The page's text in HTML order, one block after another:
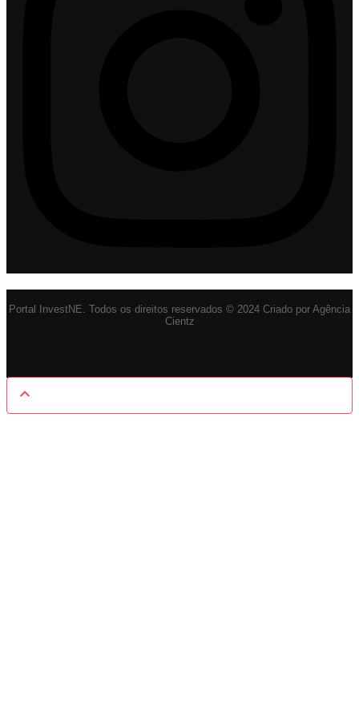
Portal InvestNE. Todos os direitos reservados © 2024 Criado por Agência
Cientz